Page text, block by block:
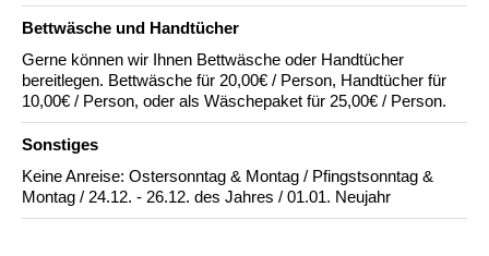
Bettwäsche und Handtücher
Gerne können wir Ihnen Bettwäsche oder Handtücher
bereitlegen. Bettwäsche für 20,00€ / Person, Handtücher für
10,00€ / Person, oder als Wäschepaket für 25,00€ / Person.
Sonstiges
Keine Anreise: Ostersonntag & Montag / Pfingstsonntag &
Montag / 24.12. - 26.12. des Jahres / 01.01. Neujahr